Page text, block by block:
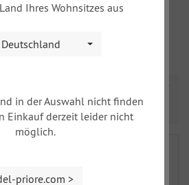
Prev1
Ihres Wohnsitzes aus
Deutschland
in der Auswahl nicht finden
Einkauf derzeit leider nicht
möglich.
priore.com >